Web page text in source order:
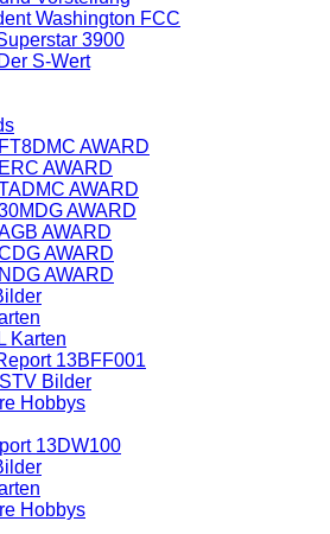
Washington FCC
3900
S-Wert
FT8DMC AWARD
ERC AWARD
AWARD
AWARD
AWARD
AWARD
NDG AWARD
Karten
13BFF001
Bilder
Hobbys
13DW100
Hobbys